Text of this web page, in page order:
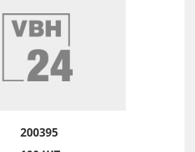
200395